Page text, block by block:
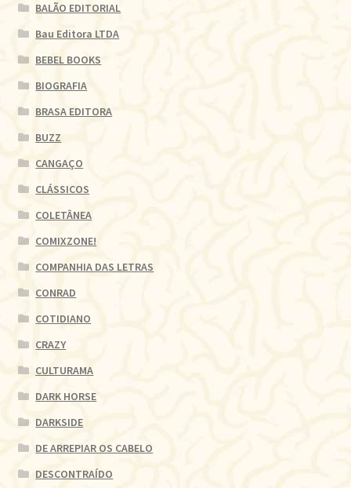
BALÃO EDITORIAL
Bau Editora LTDA
BEBEL BOOKS
BIOGRAFIA
BRASA EDITORA
BUZZ
CANGAÇO
CLÁSSICOS
COLETÂNEA
COMIXZONE!
COMPANHIA DAS LETRAS
CONRAD
COTIDIANO
CRAZY
CULTURAMA
DARK HORSE
DARKSIDE
DE ARREPIAR OS CABELO
DESCONTRAÍDO